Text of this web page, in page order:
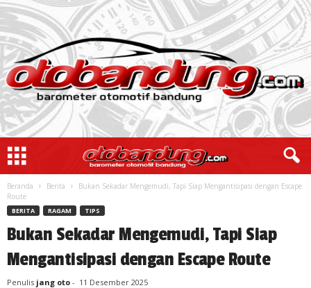
Beranda Berita
Bukan Sekadar Mengemudi, Tapi Siap Mengantisipasi dengan Escape
Route
BERITA RAGAM TIPS
Bukan Sekadar Mengemudi, Tapi Siap
Mengantisipasi dengan Escape Route
Penulis jang oto - 11 Desember 2025